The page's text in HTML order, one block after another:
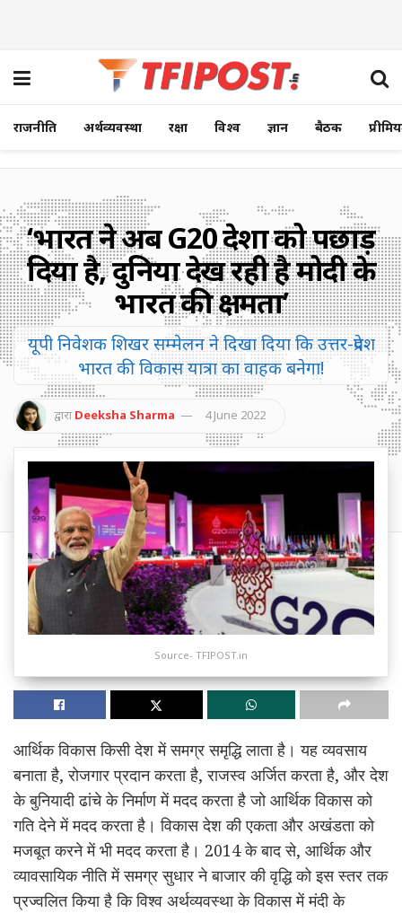
राजनीति अर्थव्यवस्था रक्षा विश्व ज्ञान बैठक
‘भारत ने अब G20 देशों को पछाड़
दिया है, दुनिया देख रही है मोदी के
भारत की क्षमता’
यूपी निवेशक शिखर सम्मेलन ने दिखा दिया कि उत्तर-प्रदेश
भारत की विकास यात्रा का वाहक बनेगा!
द्वारा Deeksha Sharma 4 June 2022
Source- TFIPOST.in
आर्थिक विकास किसी देश में समग्र समृद्धि लाता है। यह व्यवसाय
बनाता है, रोजगार प्रदान करता है, राजस्व अर्जित करता है, और देश
के बुनियादी ढांचे के निर्माण में मदद करता है जो आर्थिक विकास को
गति देने में मदद करता है। विकास देश की एकता और अखंडता को
मजबूत करने में भी मदद करता है। 2014 के बाद से, आर्थिक और
व्यावसायिक नीति में समग्र सुधार ने बाजार की वृद्धि को इस स्तर तक
प्रज्वलित किया है कि विश्व अर्थव्यवस्था के विकास में मंदी के